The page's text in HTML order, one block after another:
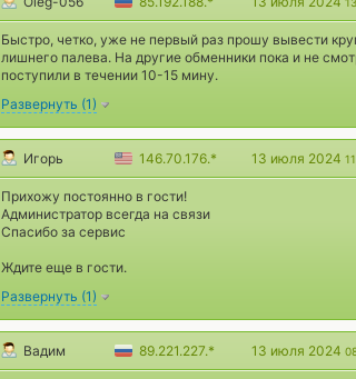
Быстро, четко, уже не первый раз прошу вывести
лишнего палева. На другие обменники пока и не
поступили в течении 10-15 мину.
Развернуть (1)
Игорь 146.70.176.* 13 июля 2024
Прихожу постоянно в гости!
Администратор всегда на связи
Спасибо за сервис
Ждите еще в гости.
Развернуть (1)
Вадим 89.221.227.* 13 июля 2024